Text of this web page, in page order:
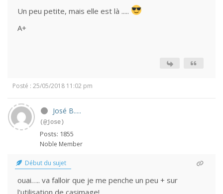
Un peu petite, mais elle est là .....
A+
Posté : 25/05/2018 11:02 pm
José B.....
(@jose)
Posts: 1855
Noble Member
Début du sujet
ouai….. va falloir que je me penche un peu + sur
l'utilisation de casimage!